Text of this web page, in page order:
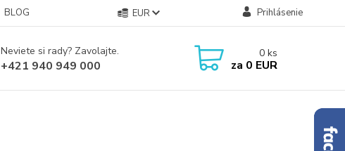
BLOG EUR Prihlásenie
Neviete si rady? Zavolajte.
+421 940 949 000
0 ks
za 0 EUR